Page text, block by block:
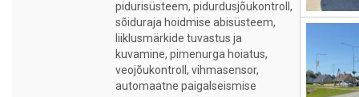
pidurisüsteem, pidurdusjõukontroll,
sõiduraja hoidmise abisüsteem,
liiklusmärkide tuvastus ja
kuvamine, pimenurga hoiatus,
veojõukontroll, vihmasensor,
automaatne paigalseismise